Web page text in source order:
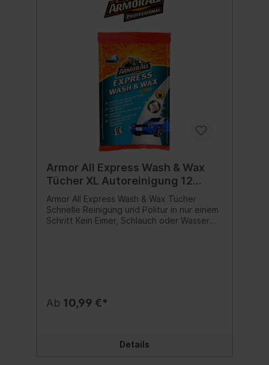
Armor All Express Wash & Wax
Tücher XL Autoreinigung 12
Stück
Armor All Express Wash & Wax Tücher
Schnelle Reinigung und Politur in nur einem
Schritt Kein Eimer, Schlauch oder Wasser
Ab 10,99 €*
Details